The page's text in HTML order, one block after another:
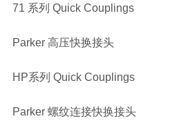
71 系列 Quick Couplings
Parker 高压快换接头
HP系列 Quick Couplings
Parker 螺纹连接快换接头